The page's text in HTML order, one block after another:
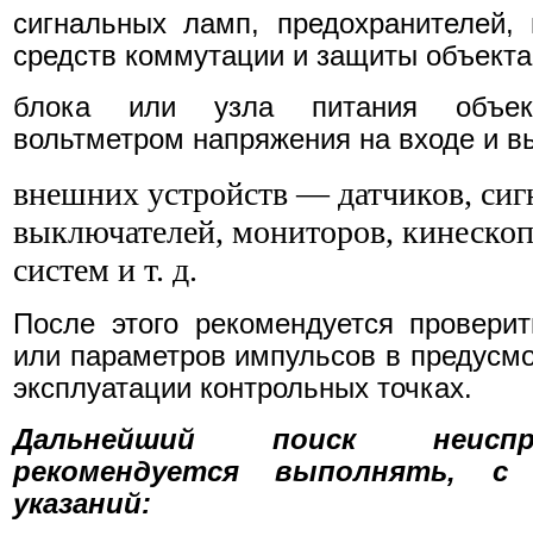
сигнальных ламп,
средств коммутации и защиты
блока или узла питания
вольтметром напряжения на входе и
внешних устройств — датчиков,
выключателей, мониторов,
систем и т. д.
После этого рекомендуется
или параметров импульсов в
эксплуатации контрольных точках.
Дальнейший поиск
рекомендуется выполнять,
указаний: